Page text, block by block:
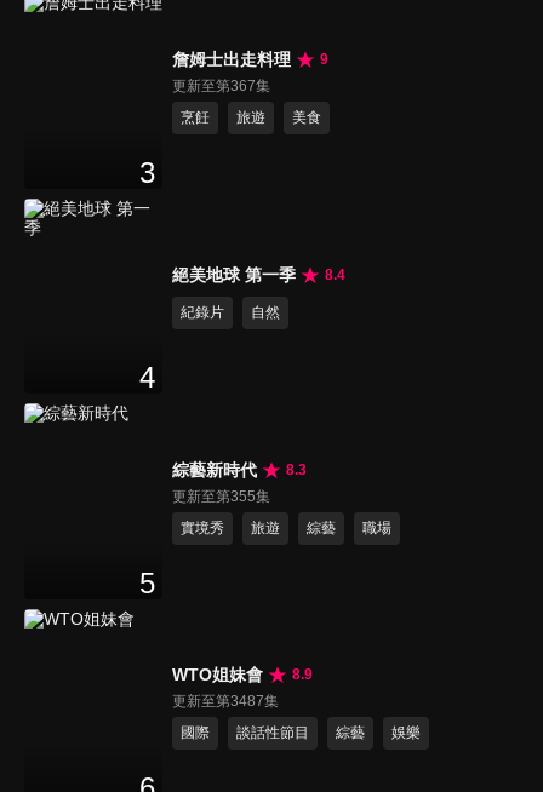
3
詹姆士出走料理
9
更新至第367集
烹飪
旅遊 美食
4
絕美地球 第一季 8.4
紀錄片 自然
5
綜藝新時代
8.3
更新至第355集
實境秀
旅遊 綜藝 職場
WTO姐妹會
8.9
更新至第3487集
國際
談話性節目 綜藝 娛樂